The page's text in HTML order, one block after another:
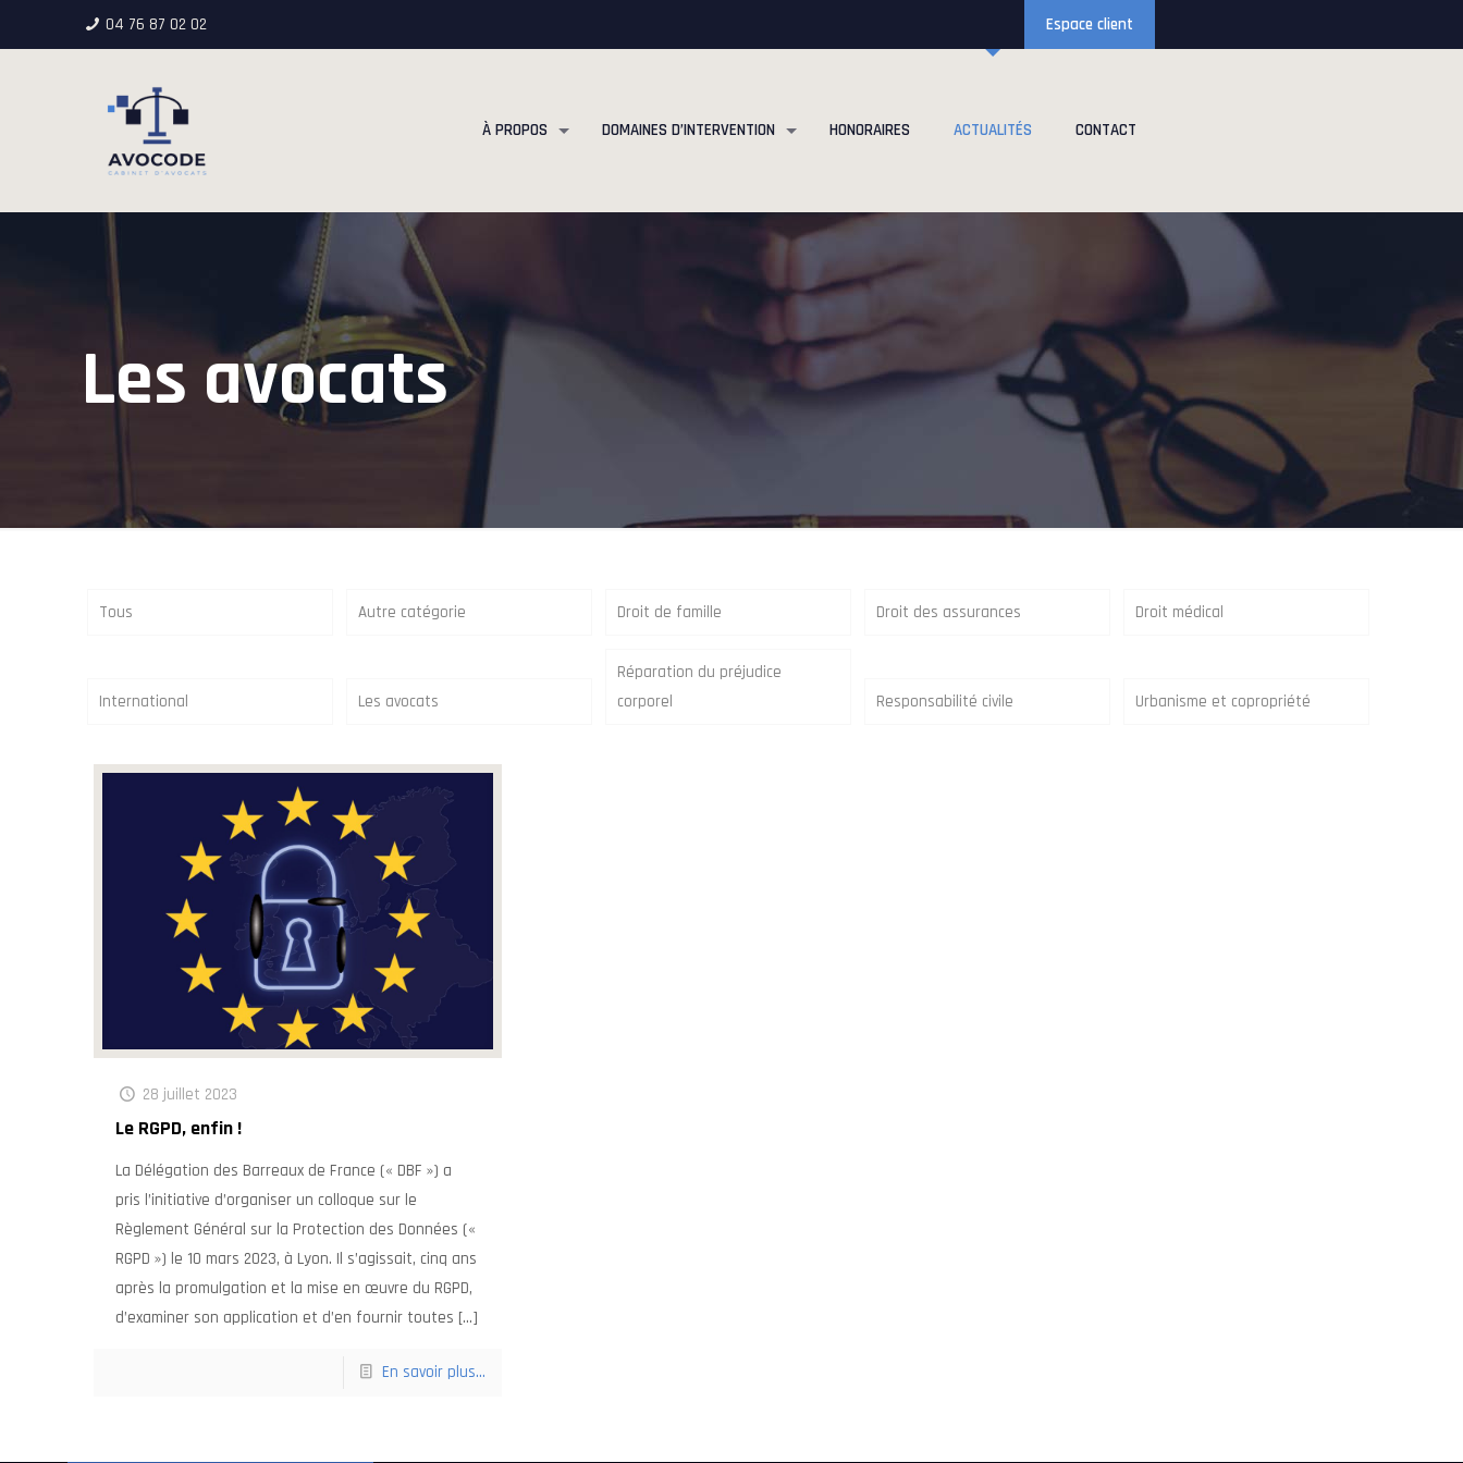
04 76 87 02 02 Espace client
À PROPOS DOMAINES D’INTERVENTION HONORAIRES ACTUALITÉS CONTACT
Les avocats
Tous Autre catégorie Droit de famille Droit des assurances Droit médical
International Les avocats
Réparation du préjudice
corporel
Responsabilité civile Urbanisme et copropriété
28 juillet 2023
Le RGPD, enfin !
La Délégation des Barreaux de France (« DBF ») a
pris l’initiative d’organiser un colloque sur le
Règlement Général sur la Protection des Données («
RGPD ») le 10 mars 2023, à Lyon. Il s’agissait, cinq ans
après la promulgation et la mise en œuvre du RGPD,
d’examiner son application et d’en fournir toutes […]
En savoir plus...